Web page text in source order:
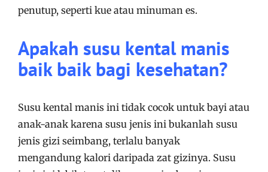
penutup, seperti kue atau minuman es.
Apakah susu kental manis
baik baik bagi kesehatan?
Susu kental manis ini tidak cocok untuk bayi atau
anak-anak karena susu jenis ini bukanlah susu
jenis gizi seimbang, terlalu banyak
mengandung kalori daripada zat gizinya. Susu